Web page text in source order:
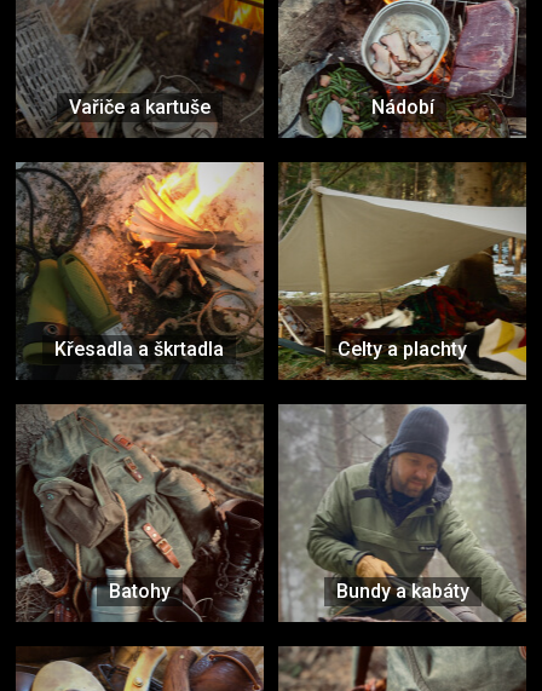
Vařiče a kartuše Nádobí
Křesadla a škrtadla Celty a plachty
Batohy Bundy a kabáty